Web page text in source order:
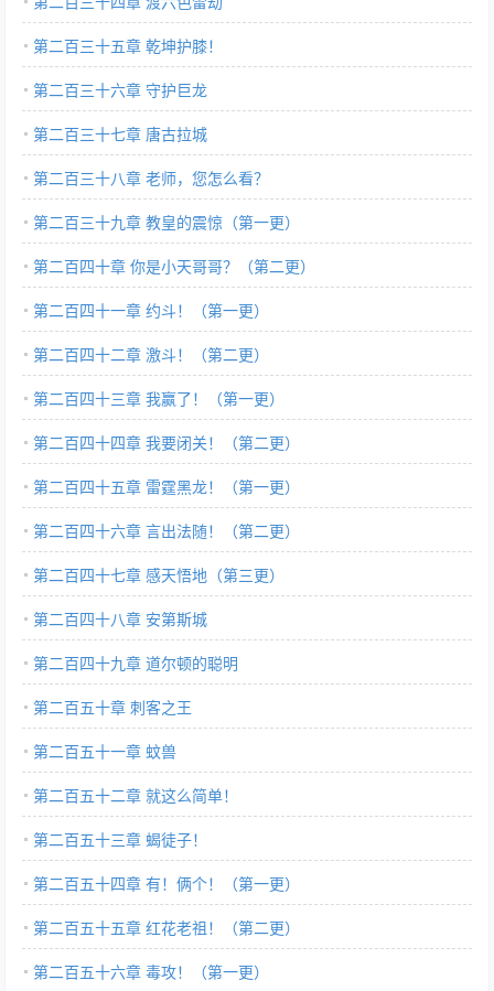
第二百三十五章 乾坤护膝！
第二百三十六章 守护巨龙
第二百三十七章 唐古拉城
第二百三十八章 老师，您怎么看？
第二百三十九章 教皇的震惊（第一更）
第二百四十章 你是小天哥哥？（第二更）
第二百四十一章 约斗！（第一更）
第二百四十二章 激斗！（第二更）
第二百四十三章 我赢了！（第一更）
第二百四十四章 我要闭关！（第二更）
第二百四十五章 雷霆黑龙！（第一更）
第二百四十六章 言出法随！（第二更）
第二百四十七章 感天悟地（第三更）
第二百四十八章 安第斯城
第二百四十九章 道尔顿的聪明
第二百五十章 刺客之王
第二百五十一章 蚊兽
第二百五十二章 就这么简单！
第二百五十三章 蝎徒子！
第二百五十四章 有！俩个！（第一更）
第二百五十五章 红花老祖！（第二更）
第二百五十六章 毒攻！（第一更）